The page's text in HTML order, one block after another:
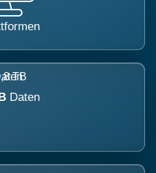
Daten